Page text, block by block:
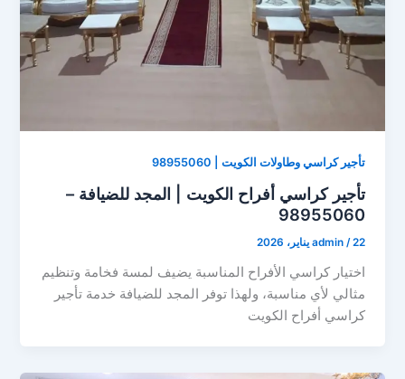
تأجير كراسي وطاولات الكويت | 98955060
تأجير كراسي أفراح الكويت | المجد للضيافة –
98955060
admin /22 يناير، 2026
اختيار كراسي الأفراح المناسبة يضيف لمسة فخامة وتنظيم
مثالي لأي مناسبة، ولهذا توفر المجد للضيافة خدمة تأجير
كراسي أفراح الكويت